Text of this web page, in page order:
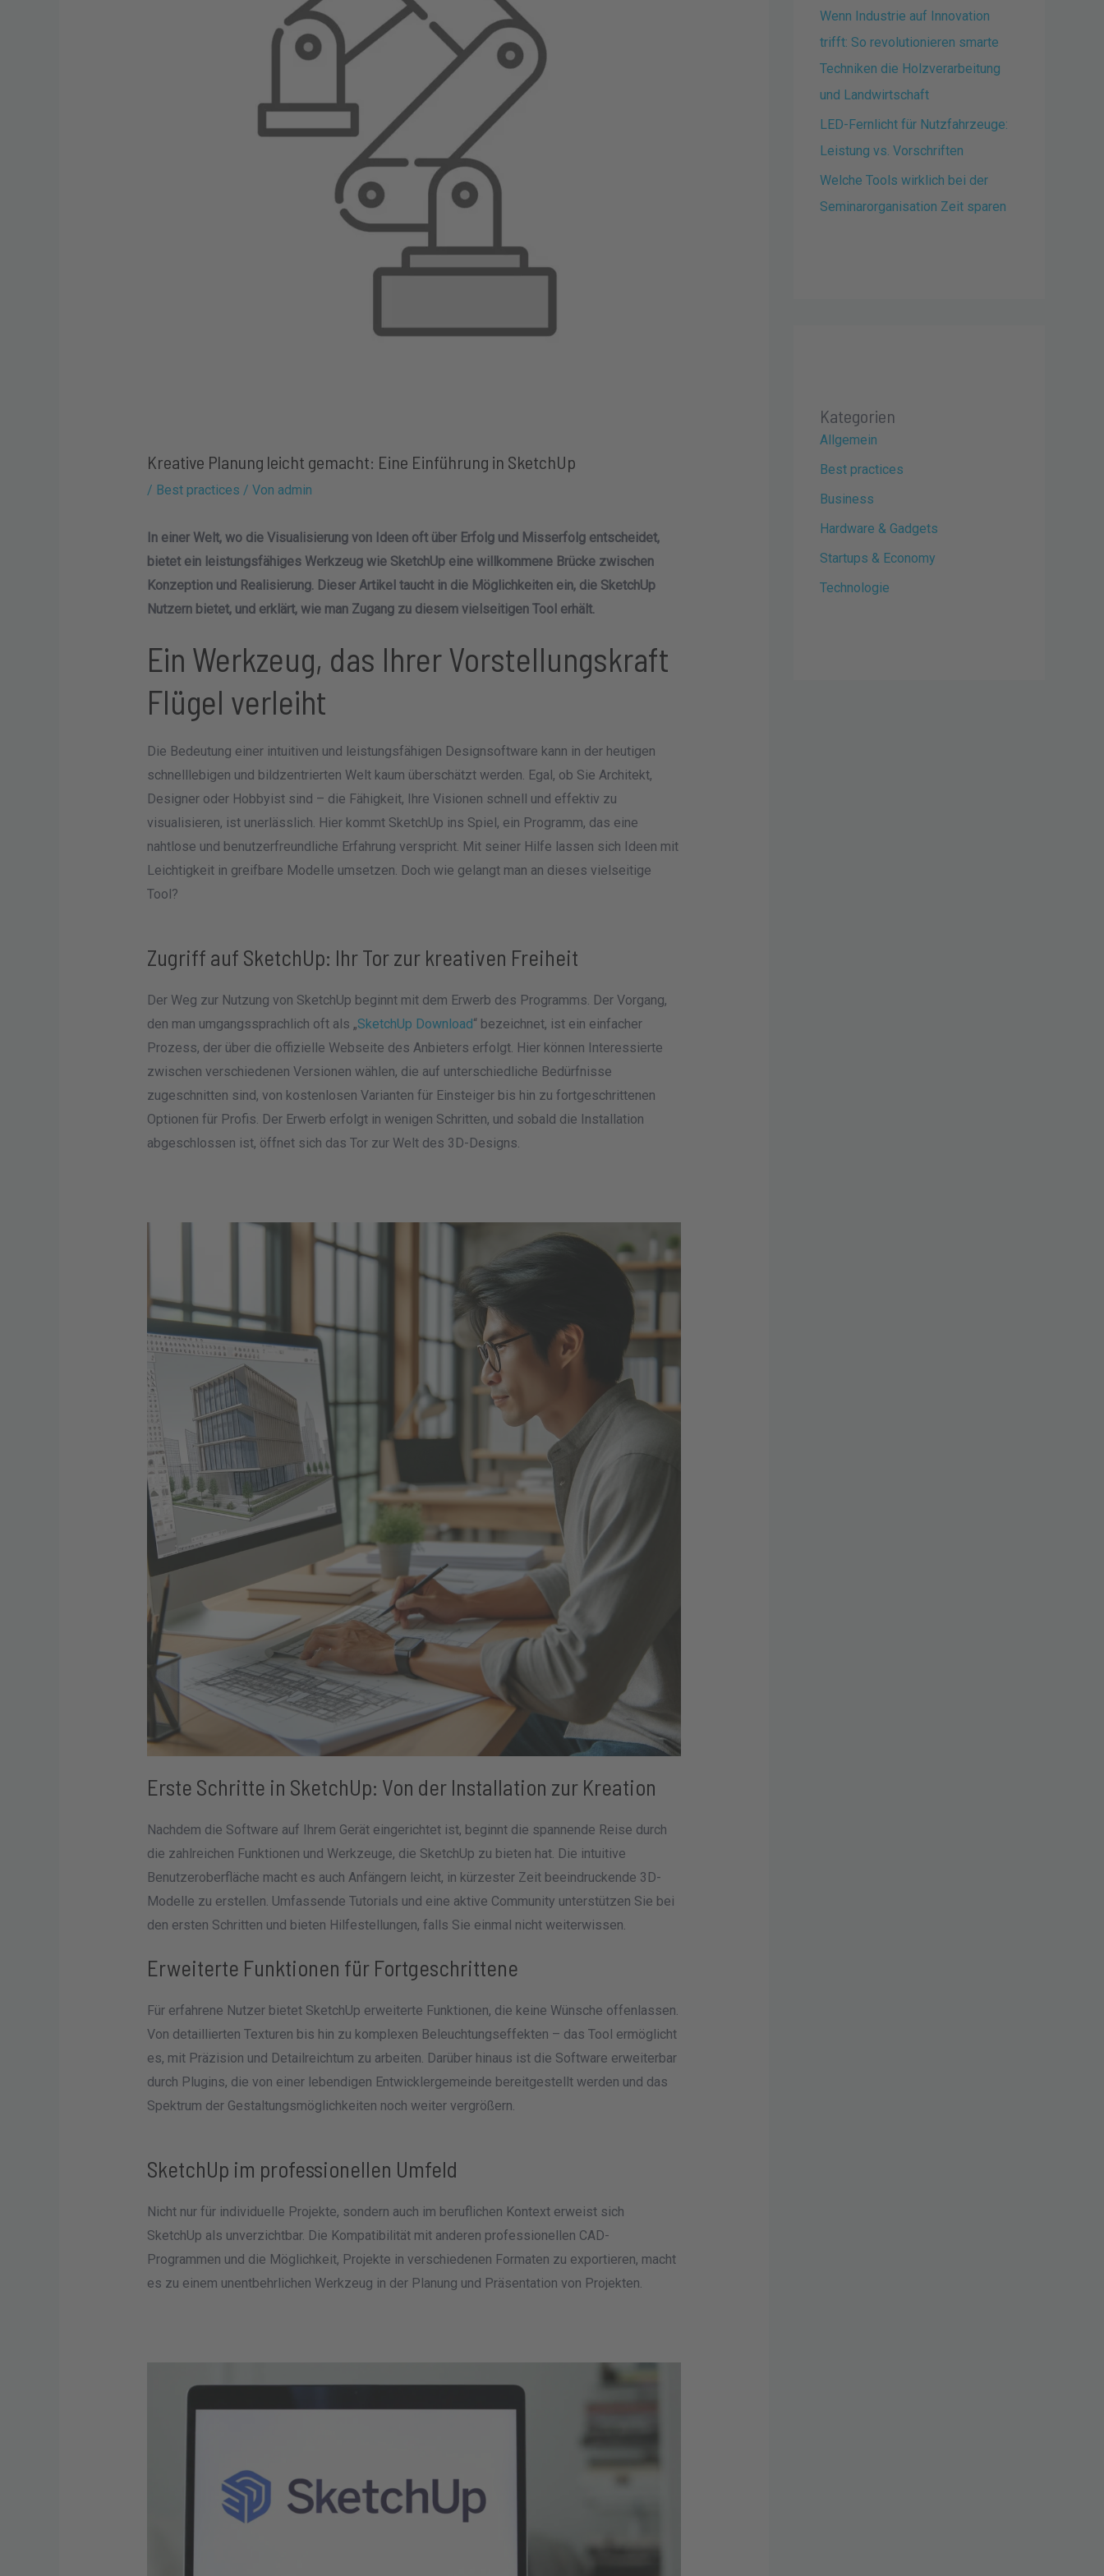
Kreative Planung leicht gemacht: Eine Einführung in SketchUp
/ Best practices / Von admin
In einer Welt, wo die Visualisierung von Ideen oft über Erfolg und Misserfolg entscheidet,
bietet ein leistungsfähiges Werkzeug wie SketchUp eine willkommene Brücke zwischen
Konzeption und Realisierung. Dieser Artikel taucht in die Möglichkeiten ein, die SketchUp
Nutzern bietet, und erklärt, wie man Zugang zu diesem vielseitigen Tool erhält.
Ein Werkzeug, das Ihrer Vorstellungskraft
Flügel verleiht
Die Bedeutung einer intuitiven und leistungsfähigen Designsoftware kann in der heutigen
schnelllebigen und bildzentrierten Welt kaum überschätzt werden. Egal, ob Sie Architekt,
Designer oder Hobbyist sind – die Fähigkeit, Ihre Visionen schnell und effektiv zu
visualisieren, ist unerlässlich. Hier kommt SketchUp ins Spiel, ein Programm, das eine
nahtlose und benutzerfreundliche Erfahrung verspricht. Mit seiner Hilfe lassen sich Ideen mit
Leichtigkeit in greifbare Modelle umsetzen. Doch wie gelangt man an dieses vielseitige
Tool?
Zugriff auf SketchUp: Ihr Tor zur kreativen Freiheit
Der Weg zur Nutzung von SketchUp beginnt mit dem Erwerb des Programms. Der Vorgang,
den man umgangssprachlich oft als „SketchUp Download“ bezeichnet, ist ein einfacher
Prozess, der über die offizielle Webseite des Anbieters erfolgt. Hier können Interessierte
zwischen verschiedenen Versionen wählen, die auf unterschiedliche Bedürfnisse
zugeschnitten sind, von kostenlosen Varianten für Einsteiger bis hin zu fortgeschrittenen
Optionen für Profis. Der Erwerb erfolgt in wenigen Schritten, und sobald die Installation
abgeschlossen ist, öffnet sich das Tor zur Welt des 3D-Designs.
Erste Schritte in SketchUp: Von der Installation zur Kreation
Nachdem die Software auf Ihrem Gerät eingerichtet ist, beginnt die spannende Reise durch
die zahlreichen Funktionen und Werkzeuge, die SketchUp zu bieten hat. Die intuitive
Benutzeroberfläche macht es auch Anfängern leicht, in kürzester Zeit beeindruckende 3D-
Modelle zu erstellen. Umfassende Tutorials und eine aktive Community unterstützen Sie bei
den ersten Schritten und bieten Hilfestellungen, falls Sie einmal nicht weiterwissen.
Erweiterte Funktionen für Fortgeschrittene
Für erfahrene Nutzer bietet SketchUp erweiterte Funktionen, die keine Wünsche offenlassen.
Von detaillierten Texturen bis hin zu komplexen Beleuchtungseffekten – das Tool ermöglicht
es, mit Präzision und Detailreichtum zu arbeiten. Darüber hinaus ist die Software erweiterbar
durch Plugins, die von einer lebendigen Entwicklergemeinde bereitgestellt werden und das
Spektrum der Gestaltungsmöglichkeiten noch weiter vergrößern.
SketchUp im professionellen Umfeld
Nicht nur für individuelle Projekte, sondern auch im beruflichen Kontext erweist sich
SketchUp als unverzichtbar. Die Kompatibilität mit anderen professionellen CAD-
Programmen und die Möglichkeit, Projekte in verschiedenen Formaten zu exportieren, macht
es zu einem unentbehrlichen Werkzeug in der Planung und Präsentation von Projekten.
Wenn Industrie auf Innovation
trifft: So revolutionieren smarte
Techniken die Holzverarbeitung
und Landwirtschaft
LED-Fernlicht für Nutzfahrzeuge:
Leistung vs. Vorschriften
Welche Tools wirklich bei der
Seminarorganisation Zeit sparen
Kategorien
Allgemein
Best practices
Business
Hardware & Gadgets
Startups & Economy
Technologie